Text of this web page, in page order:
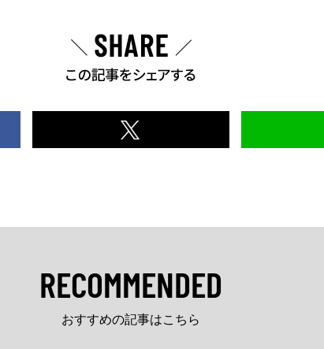
RECOMMENDED
おすすめの記事はこちら